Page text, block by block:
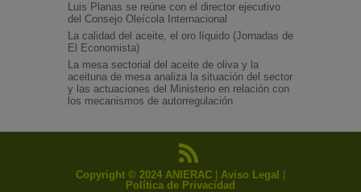
Luis Planas se reúne con el director ejecutivo
del Consejo Oleícola Internacional
La calidad del aceite, el oro líquido (Jornadas de
El Economista)
La mesa sectorial del aceite de oliva y la
aceituna de mesa analiza la situación del sector
y las actuaciones del Ministerio en relación con
los mecanismos de autorregulación
Copyright © 2024 ANIERAC Aviso Legal
Política de Privacidad